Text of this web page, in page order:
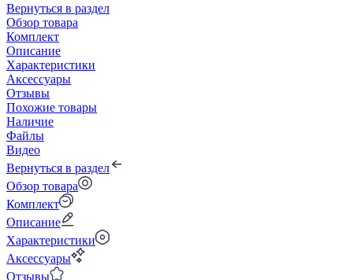
Вернуться в раздел
Обзор товара
Комплект
Описание
Характеристики
Аксессуары
Отзывы
Похожие товары
Наличие
Файлы
Видео
Вернуться в раздел
Обзор товара
Комплект
Описание
Характеристики
Аксессуары
Отзывы